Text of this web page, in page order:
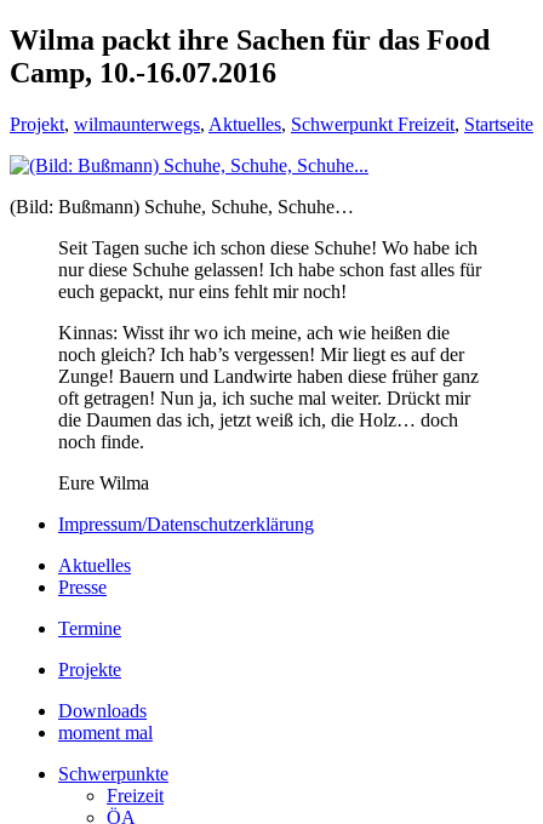
Wilma packt ihre Sachen für das Food
Camp, 10.-16.07.2016
Projekt, wilmaunterwegs, Aktuelles, Schwerpunkt Freizeit, Startseite
(Bild: Bußmann) Schuhe, Schuhe, Schuhe…
Seit Tagen suche ich schon diese Schuhe! Wo habe ich
nur diese Schuhe gelassen! Ich habe schon fast alles für
euch gepackt, nur eins fehlt mir noch!
Kinnas: Wisst ihr wo ich meine, ach wie heißen die
noch gleich? Ich hab’s vergessen! Mir liegt es auf der
Zunge! Bauern und Landwirte haben diese früher ganz
oft getragen! Nun ja, ich suche mal weiter. Drückt mir
die Daumen das ich, jetzt weiß ich, die Holz… doch
noch finde.
Eure Wilma
Impressum/Datenschutzerklärung
Aktuelles
Presse
Termine
Projekte
Downloads
moment mal
Schwerpunkte
Freizeit
ÖA